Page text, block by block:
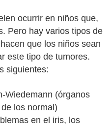
ocurrir en niños que,
Pero hay varios tipos de
que los niños sean
este tipo de tumores.
siguientes:
Wiedemann (órganos
los normal)
en el iris, los